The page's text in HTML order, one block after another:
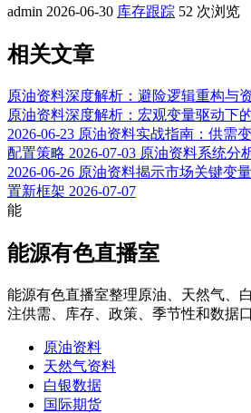
admin 2026-06-30 库存跟踪 52 次浏览
相关文章
原油资料深度解析：避险逻辑重构与
原油资料深度解析：宏观变量驱动下
2026-06-23 原油资料实战指南：供需
配置策略 2026-07-03 原油资料系统分
2026-06-26 原油资料揭示市场关键变
置新框架 2026-07-07
能
能源有色直播室
能源有色直播室整理原油、天然气、
注供需、库存、政策、季节性和数据口
原油资料
天然气资料
白银数据
国际期货